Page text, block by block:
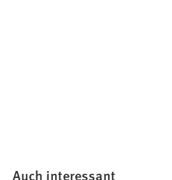
Auch interessant